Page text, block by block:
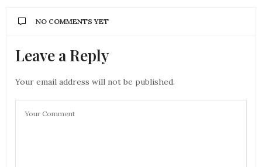
NO COMMENTS YET
Leave a Reply
Your email address will not be published.